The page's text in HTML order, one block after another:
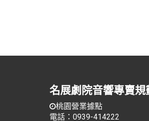
名展劇院音響專賣
桃園營業據點
電話：0939-414222